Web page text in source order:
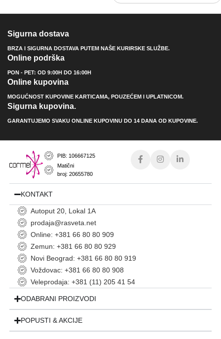
Sigurna dostava
BRZA I SIGURNA DOSTAVA PUTEM NAŠE KURIRSKE SLUŽBE.
Online podrška
PON - PET: OD 9:00H DO 16:00H
Online kupovina
MOGUĆNOST KUPOVINE KARTICAMA, POUZEĆEM I UPLATNICOM.
Sigurna kupovina.
GARANTUJEMO SVAKU ONLINE KUPOVINU DO 14 DANA OD KUPOVINE.
PIB: 106667125
Matični
broj: 20655780
KONTAKT
Autoput 20, Lokal 1A
prodaja@rasveta.net
Online: +381 66 80 80 909
Zemun: +381 66 80 80 929
Novi Beograd: +381 66 80 80 919
Voždovac: +381 66 80 80 908
Veleprodaja: +381 (11) 205 41 54
ODABRANI PROIZVODI
POPUSTI & AKCIJE